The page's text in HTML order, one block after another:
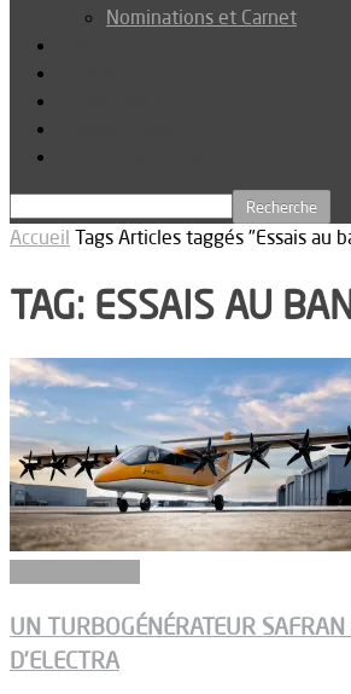
Nominations et Carnet
Accueil Tags Articles taggés "Essais au
TAG: ESSAIS AU
UN TURBOGÉNÉRATEUR SAFRAN
D’ELECTRA